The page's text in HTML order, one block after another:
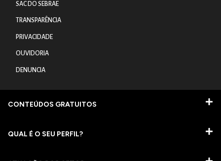
SAC DO SEBRAE
TRANSPARÊNCIA
PRIVACIDADE
OUVIDORIA
DENUNCIA
CONTEÚDOS GRATUITOS
QUAL É O SEU PERFIL?